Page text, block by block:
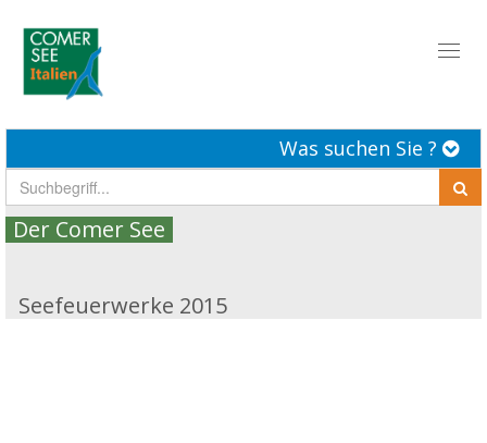
Was suchen Sie ?
Der Comer See
Seefeuerwerke 2015